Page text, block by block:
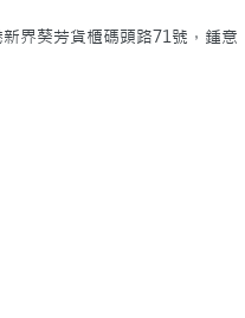
葵芳貨櫃碼頭路71號，鍾意